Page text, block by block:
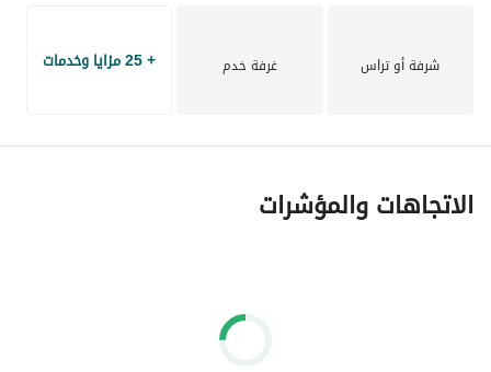
شرفة أو تراس غرفة خدم + 25 مزايا وخدمات
الاتجاهات والمؤشرات